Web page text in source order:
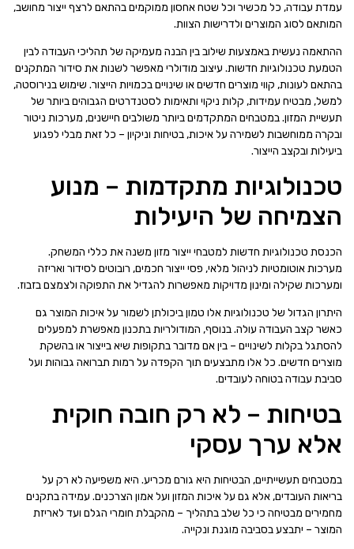
עמדת עבודה, כל מכשיר וכל שטח אחסון ממוקמים בהתאם לרצף ייצור מחושב,
המותאם לסוג המוצרים ולדרישות הצוות.
ההתאמה נעשית באמצעות שילוב בין הבנה מעמיקה של תהליכי העבודה לבין
הטמעת טכנולוגיות חדשות. עיצוב מודולרי מאפשר לשנות את סידור המתקנים
בהתאם לעונות, קווי מוצרים חדשים או שינויים בכמויות הייצור. שימוש בנירוסטה,
למשל, מבטיח עמידות, קלות ניקוי ותאימות לסטנדרטים הגבוהים ביותר של
תעשיית המזון. במטבחים המתקדמים ביותר משולבים חיישנים, מערכות ניטור
ובקרה ממוחשבות לשמירה על איכות, בטיחות וניקיון – כל זאת מבלי לפגוע
ביעילות ובקצב הייצור.
טכנולוגיות מתקדמות – מנוע
הצמיחה של היעילות
הכנסת טכנולוגיות חדשות למטבחי ייצור מזון משנה את כללי המשחק.
מערכות אוטומטיות לניהול מלאי, פסי ייצור חכמים, רובוטים לסידור ואריזה
ומערכות שקילה ומינון מדויקות מאפשרות להגדיל את התפוקה ולצמצם בזבוז.
היתרון הגדול של טכנולוגיות אלו טמון ביכולתן לשמור על איכות המוצר גם
כאשר קצב העבודה עולה. בנוסף, המודולריות בתכנון מאפשרת למפעלים
להסתגל בקלות לשינויים – בין אם מדובר בתקופות שיא בייצור או בהשקת
מוצרים חדשים. כל אלו מתבצעים תוך הקפדה על רמות תברואה גבוהות ועל
סביבת עבודה בטוחה לעובדים.
בטיחות – לא רק חובה חוקית
אלא ערך עסקי
במטבחים תעשייתיים, הבטיחות היא גורם מכריע. היא משפיעה לא רק על
בריאות העובדים, אלא גם על איכות המזון ועל אמון הצרכנים. עמידה בתקנים
מחמירים מבטיחה כי כל שלב בתהליך – מהקבלת חומרי הגלם ועד לאריזת
המוצר – יתבצע בסביבה מוגנת ונקייה.